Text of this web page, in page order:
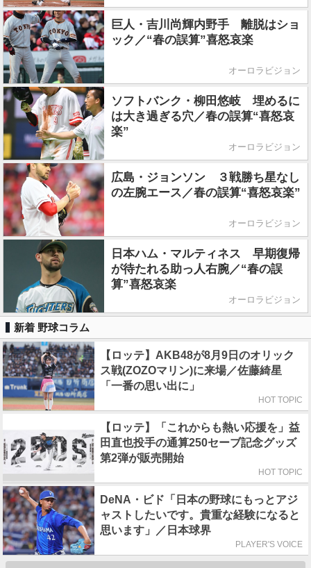
巨人・吉川尚輝内野手 離脱はショ
ック／“春の誤算”喜怒哀楽
オーロラビジョン
ソフトバンク・柳田悠岐 埋めるに
は大き過ぎる穴／春の誤算“喜怒哀
楽”
オーロラビジョン
広島・ジョンソン ３戦勝ち星なし
の左腕エース／春の誤算“喜怒哀楽”
オーロラビジョン
日本ハム・マルティネス 早期復帰
が待たれる助っ人右腕／“春の誤
算”喜怒哀楽
オーロラビジョン
新着 野球コラム
【ロッテ】AKB48が8月9日のオリック
ス戦(ZOZOマリン)に来場／佐藤綺星
「一番の思い出に」
HOT TOPIC
【ロッテ】「これからも熱い応援を」益
田直也投手の通算250セーブ記念グッズ
第2弾が販売開始
HOT TOPIC
DeNA・ビド「日本の野球にもっとアジ
ャストしたいです。貴重な経験になると
思います」／日本球界
PLAYER'S VOICE